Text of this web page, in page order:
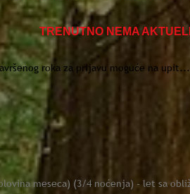
TRENUTNO NEMA
roka za prijavu moguće na upit...
meseca) (3/4 noćenja) - let sa